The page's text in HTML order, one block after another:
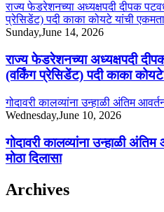
राज्य फेडरेशनच्या अध्यक्षपदी दीपक
प्रेसिडेंट) पदी काका कोयटे यांची
Sunday,June 14, 2026
राज्य फेडरेशनच्या अध्यक्षपदी
(वर्किंग प्रेसिडेंट) पदी काका
गोदावरी कालव्यांना उन्हाळी अंतिम
Wednesday,June 10, 2026
गोदावरी कालव्यांना उन्हाळी
मोठा दिलासा
Archives